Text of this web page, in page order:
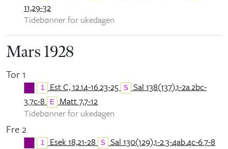
11,29-32
Tidebønner for ukedagen
Mars 1928
Tor 1
1 Est C, 12.14-16.23-25 S
Sal 138(137),1-2a.2bc-
3.7c-8
E
Matt 7,7-12
Tidebønner for ukedagen
Fre 2
1 Esek 18,21-28 S Sal 130(129),1-2.3-4ab.4c-6.7-8